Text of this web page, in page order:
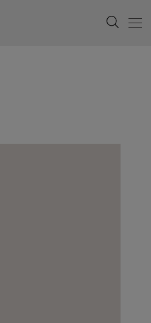
Search
Menu